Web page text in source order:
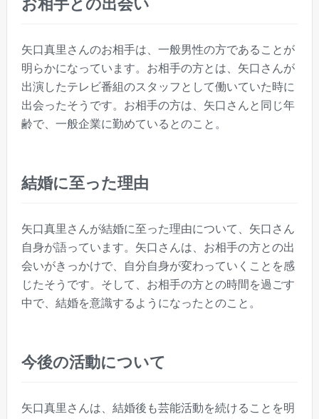
お相手との出会い
矢口真里さんのお相手は、一般男性の方であることが
明らかになっています。お相手の方とは、矢口さんが
出演したテレビ番組のスタッフとして働いていた時に
出会ったそうです。お相手の方は、矢口さんと同じ年
齢で、一般企業に勤めているとのこと。
結婚に至った理由
矢口真里さんが結婚に至った理由について、矢口さん
自身が語っています。矢口さんは、お相手の方との出
会いがきっかけで、自分自身が変わっていくことを感
じたそうです。そして、お相手の方との時間を過ごす
中で、結婚を意識するようになったとのこと。
今後の活動について
矢口真里さんは、結婚後も芸能活動を続けることを明